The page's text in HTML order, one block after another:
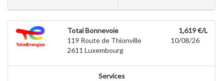
Total Bonnevoie
119 Route de Thionville
2611 Luxembourg
1,619 €/L
10/08/26
Services